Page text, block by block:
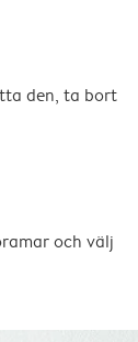
den, ta bort
och välj